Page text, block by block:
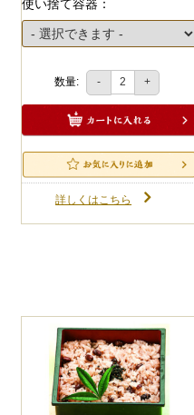
使い捨て容器：
数量: - +
詳しくはこちら